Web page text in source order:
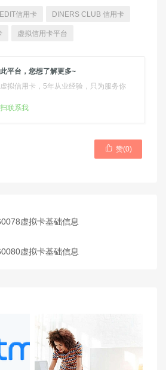
信用卡 DINERS CLUB 信用卡
虚拟信用卡平台
平台，您想了解更多~
拟信用卡，5年从业经验，只为服务你
联系我
 赞(0)
虚拟卡基础信息
虚拟卡基础信息